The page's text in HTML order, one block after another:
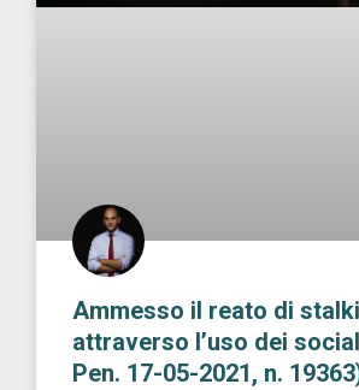
Ammesso il reato di
attraverso l’uso dei
Pen. 17-05-2021, n.